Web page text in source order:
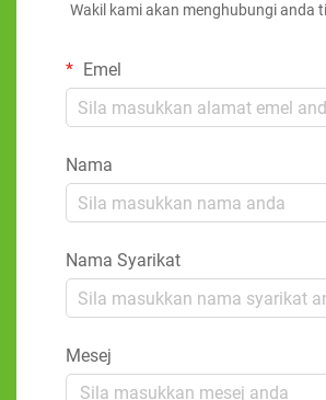
Wakil kami akan menghubungi anda
Emel
Nama
Nama Syarikat
Mesej